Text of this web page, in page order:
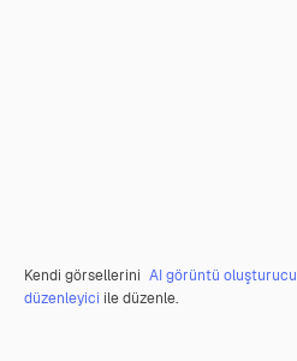
Kendi görsellerini AI görüntü oluşturucu
düzenleyici ile düzenle.